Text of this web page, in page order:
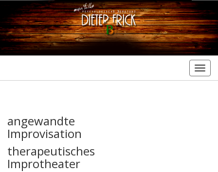
angewandte
Improvisation
therapeutisches
Improtheater